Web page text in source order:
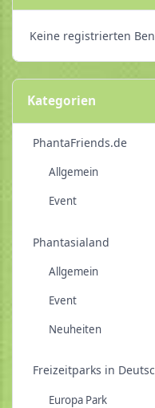
Keine registrierten
Kategorien
PhantaFriends.de
Allgemein
Event
Phantasialand
Allgemein
Event
Neuheiten
Freizeitparks in
Europa Park